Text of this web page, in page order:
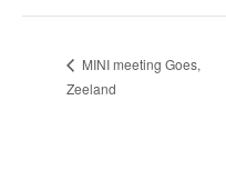
MINI meeting Goes,
Zeeland